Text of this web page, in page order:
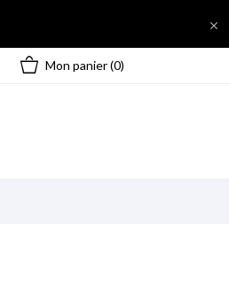

Mon panier(0)